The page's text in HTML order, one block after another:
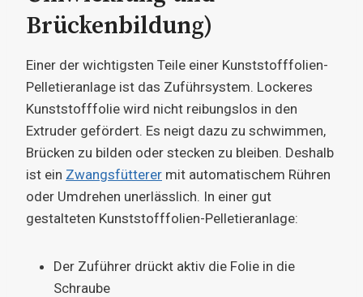
Brückenbildung)
Einer der wichtigsten Teile einer Kunststofffolien-
Pelletieranlage ist das Zuführsystem. Lockeres
Kunststofffolie wird nicht reibungslos in den
Extruder gefördert. Es neigt dazu zu schwimmen,
Brücken zu bilden oder stecken zu bleiben. Deshalb
ist ein Zwangsfütterer mit automatischem Rühren
oder Umdrehen unerlässlich. In einer gut
gestalteten Kunststofffolien-Pelletieranlage:
Der Zuführer drückt aktiv die Folie in die
Schraube